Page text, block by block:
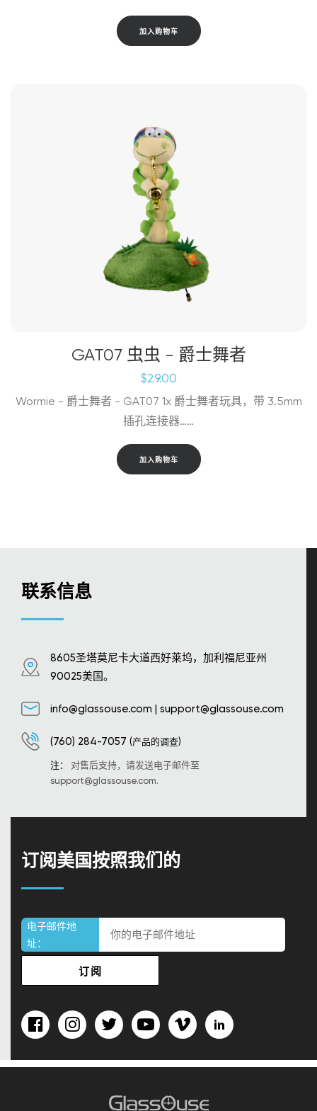
加入购物车
GAT07 虫虫 - 爵士舞者
$29.00
Wormie - 爵士舞者 - GAT07 1x 爵士舞者玩具，带 3.5mm
插孔连接器……
加入购物车
联系信息
8605圣塔莫尼卡大道西好莱坞，加利福尼亚州
90025美国。
info@glassouse.com | support@glassouse.com
(760) 284-7057 (产品的调查)
注： 对售后支持，请发送电子邮件至
support@glassouse.com.
订阅美国按照我们的
电子邮件地
址：